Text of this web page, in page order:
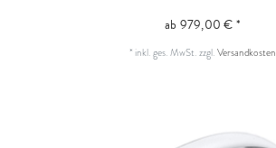
ab 979,00 € *
* inkl. ges. MwSt.zzgl.Versandkosten